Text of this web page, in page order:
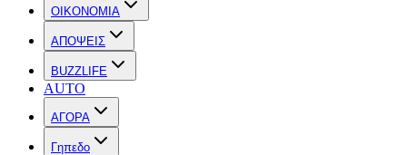
OIKONOMIA
ΑΠΟΨΕΙΣ
BUZZLIFE
AUTO
ΑΓΟΡΑ
Γηπεδο